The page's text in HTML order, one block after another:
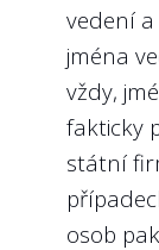
mohla
dobře,
Např. u
musí
a to na
zákona
vedení
jména
vždy,
fakticky
státní
osob